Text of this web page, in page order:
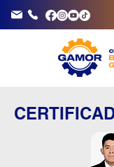
3320072